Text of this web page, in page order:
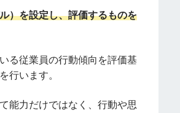
）を設定し、評価するものを
る従業員の行動傾向を評価基
行います。
能力だけではなく、行動や思